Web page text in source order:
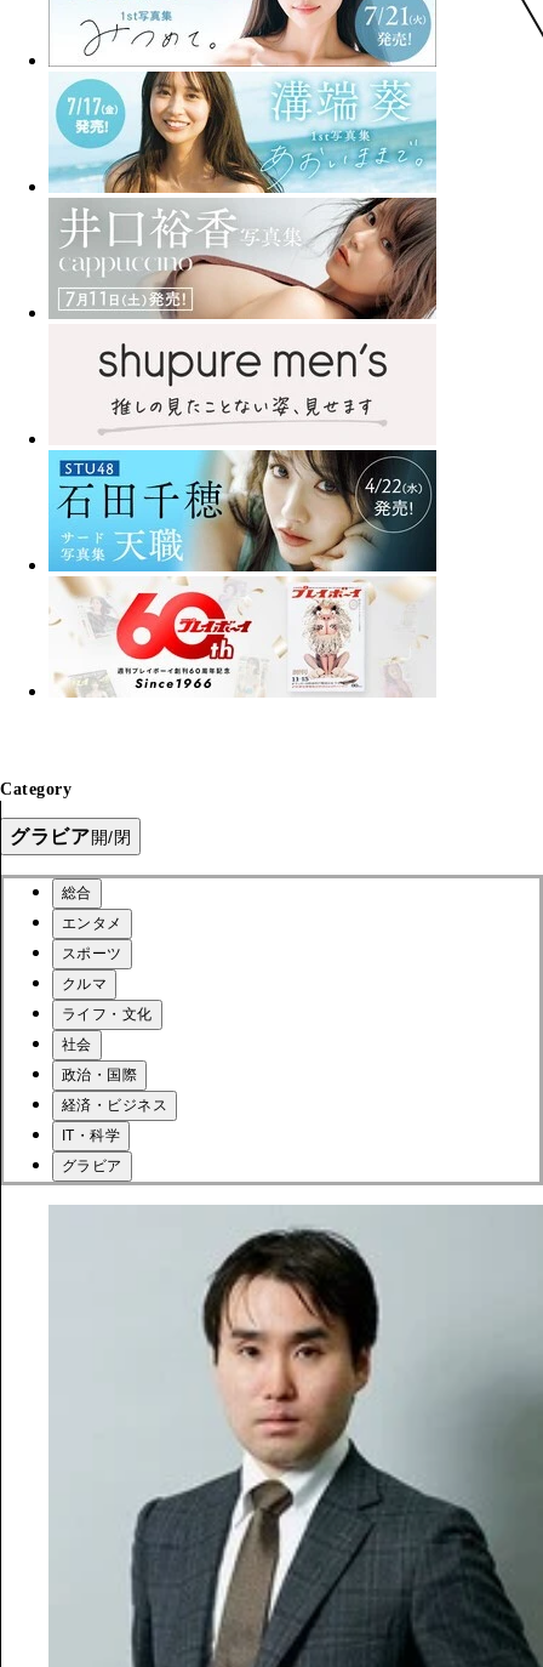
Category
グラビア開/閉
総合
エンタメ
スポーツ
クルマ
ライフ・文化
社会
政治・国際
経済・ビジネス
IT・科学
グラビア